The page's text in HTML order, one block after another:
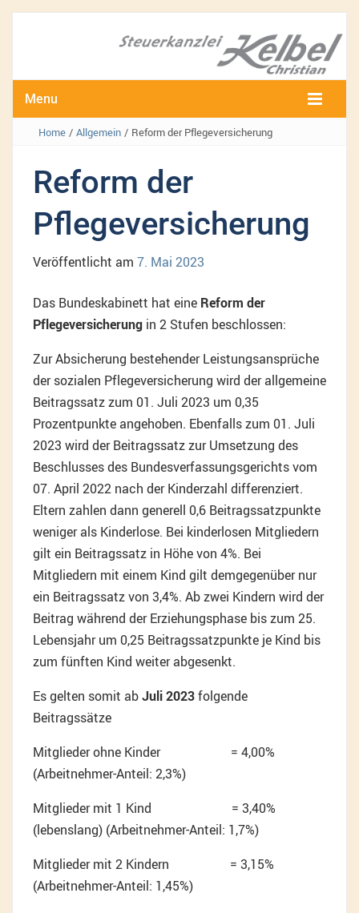
Menu
Home / Allgemein / Reform der Pflegeversicherung
Reform der
Pflegeversicherung
Veröffentlicht am 7. Mai 2023
Das Bundeskabinett hat eine Reform der
Pflegeversicherung in 2 Stufen beschlossen:
Zur Absicherung bestehender Leistungsansprüche
der sozialen Pflegeversicherung wird der allgemeine
Beitragssatz zum 01. Juli 2023 um 0,35
Prozentpunkte angehoben. Ebenfalls zum 01. Juli
2023 wird der Beitragssatz zur Umsetzung des
Beschlusses des Bundesverfassungsgerichts vom
07. April 2022 nach der Kinderzahl differenziert.
Eltern zahlen dann generell 0,6 Beitragssatzpunkte
weniger als Kinderlose. Bei kinderlosen Mitgliedern
gilt ein Beitragssatz in Höhe von 4%. Bei
Mitgliedern mit einem Kind gilt demgegenüber nur
ein Beitragssatz von 3,4%. Ab zwei Kindern wird der
Beitrag während der Erziehungsphase bis zum 25.
Lebensjahr um 0,25 Beitragssatzpunkte je Kind bis
zum fünften Kind weiter abgesenkt.
Es gelten somit abJuli 2023folgende
Beitragssätze
Mitglieder ohne Kinder = 4,00%
(Arbeitnehmer-Anteil: 2,3%)
Mitglieder mit 1 Kind = 3,40%
(lebenslang) (Arbeitnehmer-Anteil: 1,7%)
Mitglieder mit 2 Kindern = 3,15%
(Arbeitnehmer-Anteil: 1,45%)